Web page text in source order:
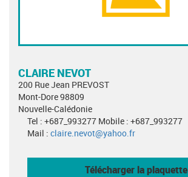
CLAIRE NEVOT
200 Rue Jean PREVOST
Mont-Dore 98809
Nouvelle-Calédonie
Tel : +687_993277 Mobile : +687_993277
Mail : claire.nevot@yahoo.fr
Télécharger la plaquette